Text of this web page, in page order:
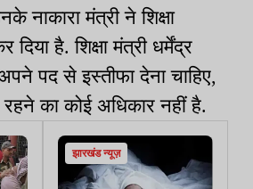
नाकारा मंत्री ने शिक्षा
है. शिक्षा मंत्री धर्मेंद्र
पद से इस्तीफा देना चाहिए,
का कोई अधिकार नहीं है.
झारखंड न्यूज़